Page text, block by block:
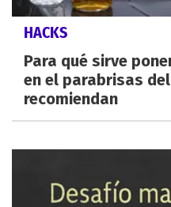
HACKS
Para qué sirve
en el parabrisas
recomiendan